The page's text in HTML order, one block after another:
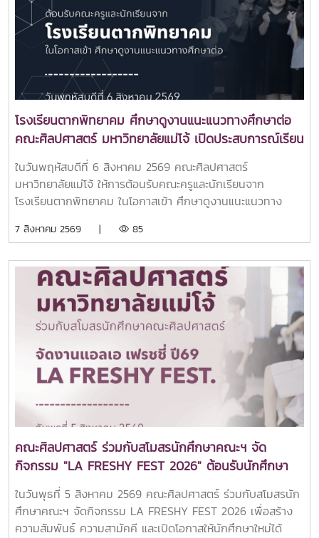
โรงเรียนตากพิทยาคม ศึกษาดูงานแนะแนวทางศึกษาต่อ
คณะศิลปศาสตร์ มหาวิทยาลัยแม่โจ้ เปิดประสบการณ์เรียน
รู้หลักสูตรระดับอุดมศึกษา
ในวันพฤหัสบดีที่ 6 สิงหาคม 2569 คณะศิลปศาสตร์
มหาวิทยาลัยแม่โจ้ ให้การต้อนรับคณะครูและนักเรียนจาก
โรงเรียนตากพิทยาคม ในโอกาสเข้า ศึกษาดูงานแนะแนวทาง
ศิลปศาสตร์ เพื่อเปิดโลกทัศน์และสร้างแรงบันดาลใจในการศึกษา
นี้ ผู้ช่วยศาสตราจารย์ ดร.ปารดา เดชะประทุมวัน รองคณบดี
คณะศิลปศาสตร์ ให้เกียรติเป็นประธานกล่าวต้อนรับ พร้อมนำทีม
คณาจารย์ทุกหลักสูตรฯ เข้าแนะนำข้อมูลเกี่ยวกับแนวทางการ
เรียนการสอน และโอกาสในการประกอบอาชีพของแต่ละหลักสูตร
พร้อมทั้งยังเข้าร่วมเยี่ยมชมศูนย์นวัตกรรมการสื่อสารและการ
ออกแบบสื่อสร้างสรรค์ คณะศิลปศาสตร์ มหาวิทยาลัยแม่โจ้ทั้งนี้
คณะศิลปศาสตร์ได้แนะนำหลักสูตรระดับปริญญาตรีทั้ง 6
หลักสูตร ได้แก่สาขาวิชานิเทศศาสตร์บูรณาการสาขาวิชาภาษา
อังกฤษสาขาวิชานวัตกรรมสังคมสาขาวิชาภาษาไทยสำหรับชาว
ต่างประเทศสาขาวิชาภาษาจีนเพื่อการสื่อสาร (หลักสูตรใหม่)สาขา
วิชาวิทยาศาสตร์การกีฬาและการออกกำลังกาย (หลักสูตร
ใหม่)บรรยากาศการศึกษาดูงานเป็นไปอย่างอบอุ่นและเป็นกันเอง
นักเรียนได้ร่วมรับฟังข้อมูลหลักสูตร แลกเปลี่ยนประสบการณ์กับ
คณาจารย์ และเยี่ยมชมสิ่งอำนวยความสะดวกของคณะ เพื่อ
เตรียมความพร้อมในการวางแผนศึกษาต่อและค้นหาเส้นทางการ
เรียนที่เหมาะสมกับตนเอง.
7 สิงหาคม 2569 | 85
คณะศิลปศาสตร์ ร่วมกับสโมสรนักศึกษาคณะฯ จัด
กิจกรรม "LA FRESHY FEST 2026" ต้อนรับนักศึกษา
ใหม่อย่างอบอุ่น
ในวันพุธที่ 5 สิงหาคม 2569 คณะศิลปศาสตร์ ร่วมกับสโมสรนัก
ศึกษาคณะฯ จัดกิจกรรม LA FRESHY FEST 2026 เพื่อสร้าง
ความสัมพันธ์ ความสามัคคี และเปิดโอกาสให้นักศึกษาใหม่ได้